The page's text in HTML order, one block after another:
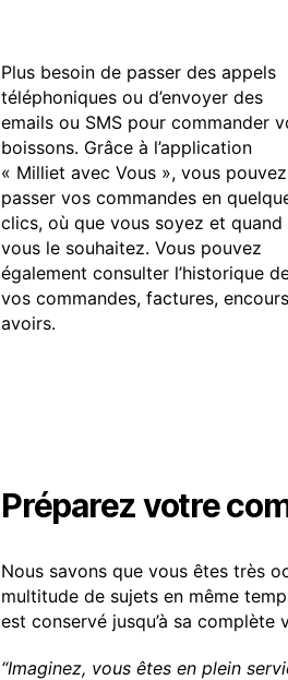
Plus besoin de passer des appels
téléphoniques ou d’envoyer des
emails ou SMS pour commander
boissons. Grâce à l’application
« Milliet avec Vous », vous pouvez
passer vos commandes en
clics, où que vous soyez et quand
vous le souhaitez. Vous pouvez
également consulter l’historique
vos commandes, factures,
avoirs.
Préparez votre
Nous savons que vous êtes très
multitude de sujets en même
est conservé jusqu’à sa complète
“Imaginez, vous êtes en plein